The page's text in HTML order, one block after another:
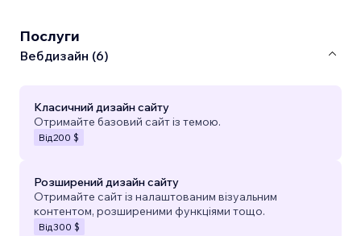
Послуги
Вебдизайн (6)
Класичний дизайн сайту
Отримайте базовий сайт із темою.
Від200 $
Розширений дизайн сайту
Отримайте сайт із налаштованим візуальним
контентом, розширеними функціями тощо.
Від300 $